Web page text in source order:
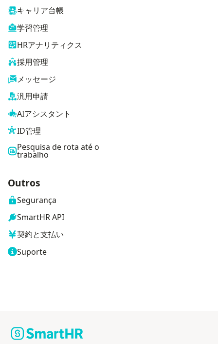
キャリア台帳
学習管理
HRアナリティクス
採用管理
メッセージ
汎用申請
AIアシスタント
ID管理
Pesquisa de rota até o
trabalho
Outros
Segurança
SmartHR API
契約と支払い
Suporte